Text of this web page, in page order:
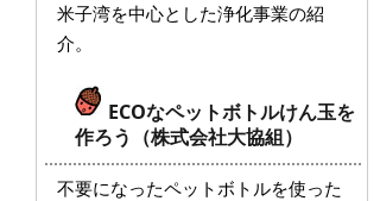
米子湾を中心とした浄化事業の紹
介。
ECOなペットボトルけん玉を
作ろう（株式会社大協組）
不要になったペットボトルを使った